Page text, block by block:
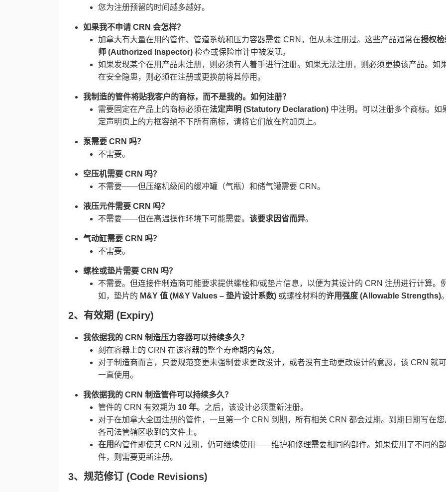
您为注册预留的时间越多越好。
如果我不申请 CRN 会怎样？​
加拿大有大量在用的管件、管道系统和压力容器需要 CRN，但从未注册过。这些产品通常在授权检
师 (Authorized Inspector)​ ​ 检查或保险审计中被发现。
如果发现某个在用产品未注册，则必须有人着手进行注册。如果无法注册，则必须更换该产品。如
在安全隐患，则必须在注册或更换前将其停用。
我制造的管件将贴我客户的商标，而不是我的。如何注册？​
需要固定在产品上的商标必须在法定声明 (Statutory Declaration)​ 中注明。可以注册多个商标。如
定声明页上的方框容纳不下所有商标，请将它们放在附加页上。
泵需要 CRN 吗？​
不需要。
空压机需要 CRN 吗？​
不需要——但压缩机级间的缓冲罐（气瓶）和储气罐需要 CRN。
液压元件需要 CRN 吗？​
不需要——但在高温操作环境下可能需要。​ 该要求因省而异。
气动缸需要 CRN 吗？​
不需要。
螺栓或垫片需要 CRN 吗？​
不需要。但连接件制造商可能要求提供螺栓和/或垫片信息，以便为其设计的 CRN 注册进行计算。例
如，垫片的 ​ M&Y 值 (M&Y Values – 垫片设计系数)​ ​ 或螺栓材料的许用强度 (Allowable Strengths)​。
​2、 有效期 (Expiry)​
我依据我的 CRN 制造压力容器可以持续多久？​
刻在容器上的 CRN 在该容器的整个寿命期内有效。
对于制造商而言，只要规范变更未强制要求更改设计，或者没有主动更改设计的意愿，该 CRN 就
一直使用。
我依据我的 CRN 制造管件可以持续多久？​
管件的 CRN 有效期为 ​ 10 年。之后，该设计必须重新注册。
对于在加拿大全国注册的管件，一旦第一个 CRN 到期，所有相关 CRN 都会过期。到期日期写在您
各司法管辖区收到的文件上。
在用 的管件即使其 CRN 过期，仍可继续使用——维护和修理需要相同的部件。如果使用了不同的部
件，则需要更新注册。
​3、 规范修订 (Code Revisions)​